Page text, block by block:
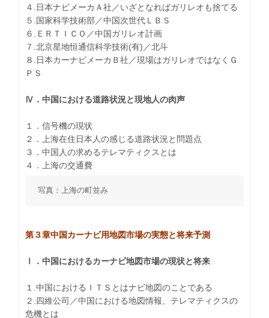
４.日本ナビメーカＡ社／いざとなればガリレオも捨てる
５.国家科学技術部／中国次世代ＬＢＳ
６.ＥＲＴＩＣＯ／中国ガリレオ計画
７.北京星地恒通信科学技術(有)／北斗
８.日本カーナビメーカＢ社／現場はガリレオではなくＧ
ＰＳ
Ⅳ．中国における道路状況と現地人の肉声
１．信号機の現状
２．上海在住日本人の感じる道路状況と問題点
３．中国人の求めるテレマティクスとは
４．上海の交通費
写真：上海の町並み
第３章中国カーナビ用地図市場の実態と将来予測
Ⅰ．中国におけるカーナビ地図市場の現状と将来
１.中国におけるＩＴＳとはナビ地図のことである
２.四維公司／中国における地図情報、テレマティクスの
危機とは